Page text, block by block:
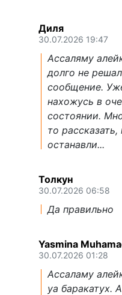
Диля
30.07.2026 19:47
Ассаляму
долго не
сообщение.
нахожусь в
состоянии.
то
останавли...
Толкун
30.07.2026 06:58
Да правильно
Yasmina
30.07.2026 01:28
Ассаламу
уа баракатух.